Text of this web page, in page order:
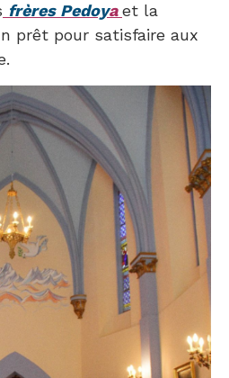
frères Pedoyaet la
prêt pour satisfaire aux